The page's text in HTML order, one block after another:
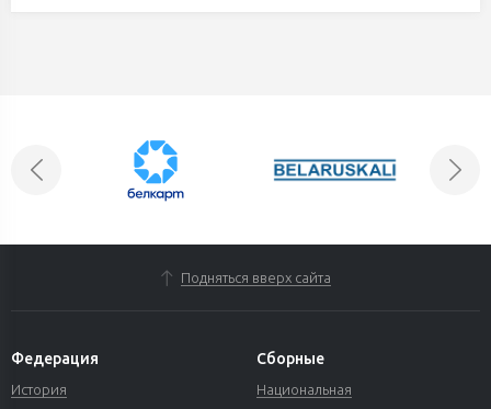
Подняться вверх сайта
Федерация
История
Сборные
Национальная